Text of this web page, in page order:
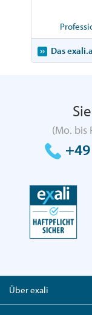
Das
(Mo. bis
Über exali